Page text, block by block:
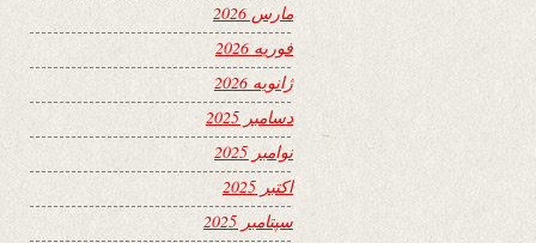
مارس 2026
فوریه 2026
ژانویه 2026
دسامبر 2025
نوامبر 2025
اکتبر 2025
سپتامبر 2025